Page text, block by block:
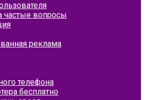
частые вопросы
реклама
телефона
бесплатно